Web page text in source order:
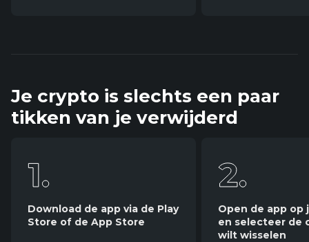
Je crypto is slechts een paar
tikken van je verwijderd
Download de app via de Play
Store of de App Store
Open de app
en selecteer de
wilt wisselen